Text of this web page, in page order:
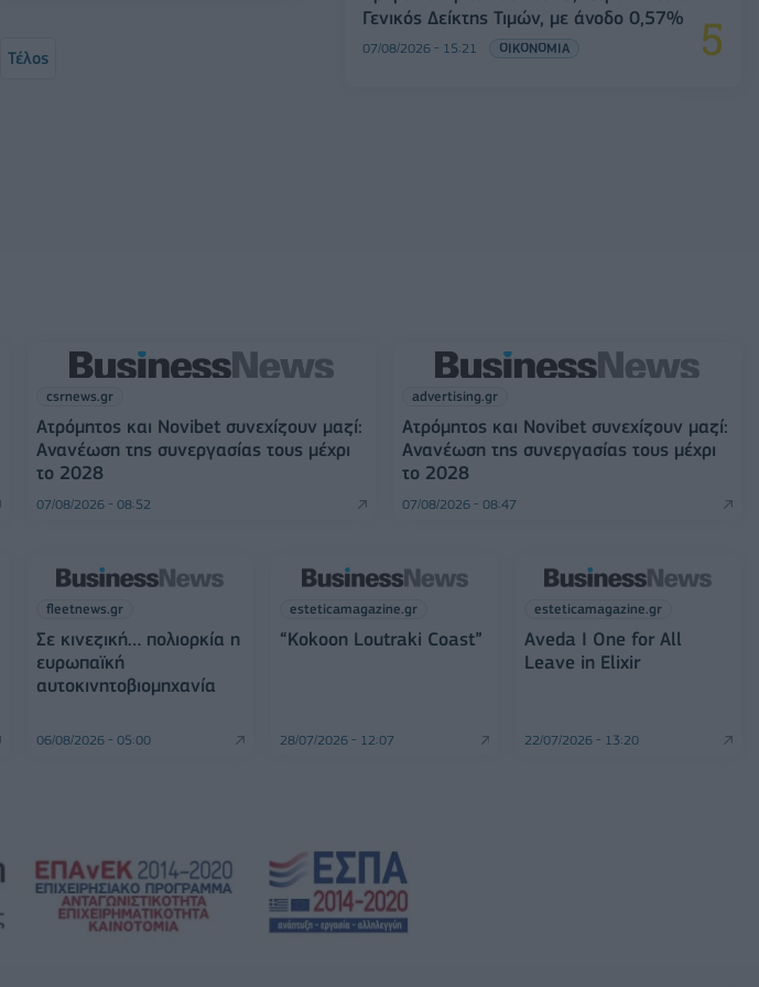
Τέλος
Γενικός Δείκτης Τιμών, με άνοδο 0,57%
07/08/2026 - 15:21 ΟΙΚΟΝΟΜΙΑ
csrnews.gr
Ατρόμητος και Novibet συνεχίζουν μαζί:
Ανανέωση της συνεργασίας τους μέχρι
το 2028
07/08/2026 - 08:52
advertising.gr
Ατρόμητος και Novibet συνεχίζουν μαζί:
Ανανέωση της συνεργασίας τους μέχρι
το 2028
07/08/2026 - 08:47
fleetnews.gr
Σε κινεζική… πολιορκία η
ευρωπαϊκή
αυτοκινητοβιομηχανία
06/08/2026 - 05:00
esteticamagazine.gr
“Kokoon Loutraki Coast”
28/07/2026 - 12:07
esteticamagazine.gr
Aveda I One for All
Leave in Elixir
22/07/2026 - 13:20